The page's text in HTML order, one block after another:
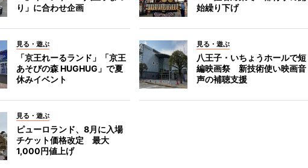
り」に合わせ企画
始繰り下げ
見る・遊ぶ
「京王れーるランド」「京王
あそびの森 HUGHUG」で夏
休みイベント
見る・遊ぶ
八王子・いちょうホールで短
編映画祭 新技術使い映画音
声の補聴支援
見る・遊ぶ
ピューロランド、8月に入場
チケット価格改定 最大
1,000円値上げ